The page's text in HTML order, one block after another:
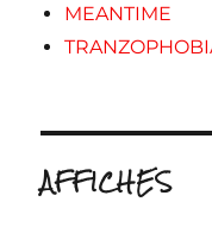
MEANTIME
AFFICHES